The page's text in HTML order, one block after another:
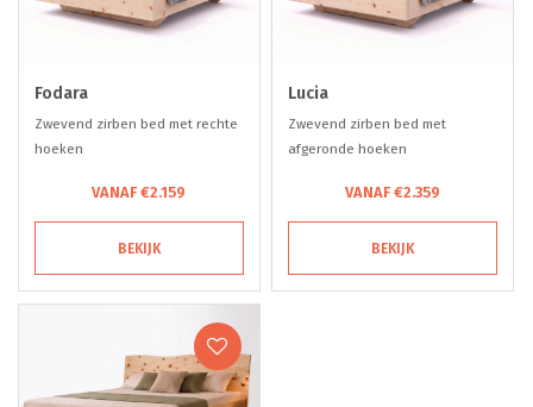
Fodara
Zwevend zirben bed met rechte
hoeken
VANAF €2.159
BEKIJK
Lucia
Zwevend zirben bed met
afgeronde hoeken
VANAF €2.359
BEKIJK